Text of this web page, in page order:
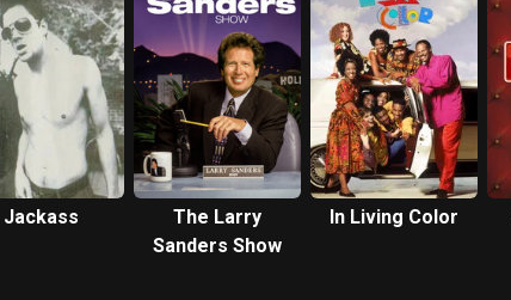
Jackass
The Larry
Sanders Show
In Living Color